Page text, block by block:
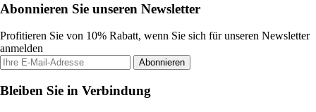
Abonnieren Sie unseren Newsletter
Profitieren Sie von 10% Rabatt, wenn Sie sich für unseren Newsletter
anmelden
Abonnieren
Bleiben Sie in Verbindung